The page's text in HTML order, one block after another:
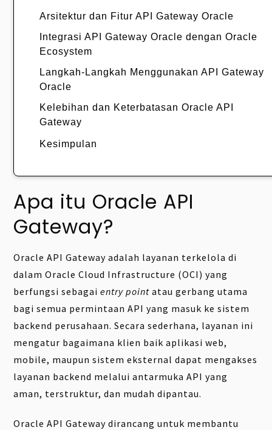
Arsitektur dan Fitur API Gateway Oracle
Integrasi API Gateway Oracle dengan Oracle
Ecosystem
Langkah-Langkah Menggunakan API Gateway
Oracle
Kelebihan dan Keterbatasan Oracle API
Gateway
Kesimpulan
Apa itu Oracle API
Gateway?
Oracle API Gateway adalah layanan terkelola di
dalam Oracle Cloud Infrastructure (OCI) yang
berfungsi sebagaientry point atau gerbang utama
bagi semua permintaan API yang masuk ke sistem
backend perusahaan. Secara sederhana, layanan ini
mengatur bagaimana klien baik aplikasi web,
mobile, maupun sistem eksternal dapat mengakses
layanan backend melalui antarmuka API yang
aman, terstruktur, dan mudah dipantau.
Oracle API Gateway dirancang untuk membantu